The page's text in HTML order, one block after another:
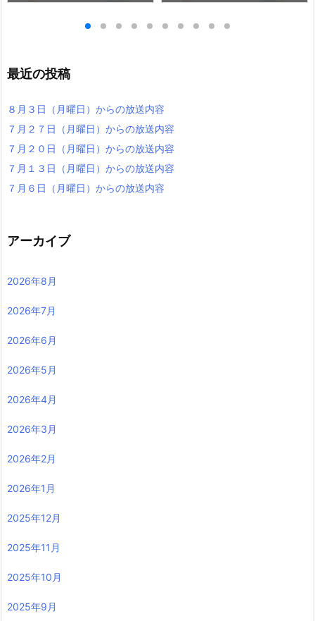
最近の投稿
８月３日（月曜日）からの放送内容
７月２７日（月曜日）からの放送内容
７月２０日（月曜日）からの放送内容
７月１３日（月曜日）からの放送内容
７月６日（月曜日）からの放送内容
アーカイブ
2026年8月
2026年7月
2026年6月
2026年5月
2026年4月
2026年3月
2026年2月
2026年1月
2025年12月
2025年11月
2025年10月
2025年9月